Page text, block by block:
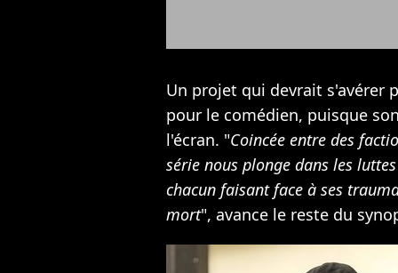
Un projet qui devrait s'avérer
pour le comédien, puisque
l'écran. "Coincée entre des
série nous plonge dans les
chacun faisant face à ses
mort", avance le reste du